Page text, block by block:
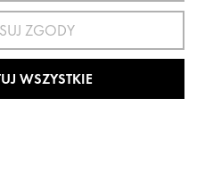
© 2022 Sport2002.pl
DesignOrka|Sklep Shoper.pl
ZGODY
WSZYSTKIE